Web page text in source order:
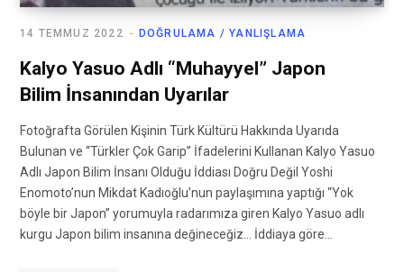
DOĞRULAMA / YANLIŞLAMA
14 TEMMUZ 2022
Kalyo Yasuo Adlı “Muhayyel” Japon
Bilim İnsanından Uyarılar
Fotoğrafta Görülen Kişinin Türk Kültürü Hakkında Uyarıda
Bulunan ve “Türkler Çok Garip” İfadelerini Kullanan Kalyo Yasuo
Adlı Japon Bilim İnsanı Olduğu İddiası Doğru Değil Yoshi
Enomoto’nun Mikdat Kadıoğlu’nun paylaşımına yaptığı “Yok
böyle bir Japon” yorumuyla radarımıza giren Kalyo Yasuo adlı
kurgu Japon bilim insanına değineceğiz… İddiaya göre…